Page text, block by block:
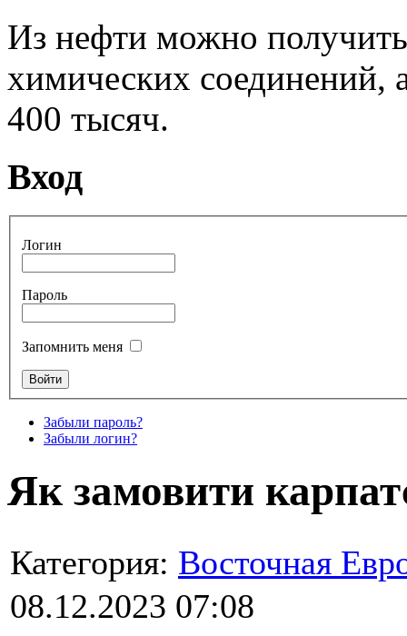
Из нефти можно
химических соединений,
400 тысяч.
Вход
Логин
Пароль
Запомнить меня
Забыли пароль?
Забыли логин?
Як замовити
Категория: Восточная
08.12.2023 07:08